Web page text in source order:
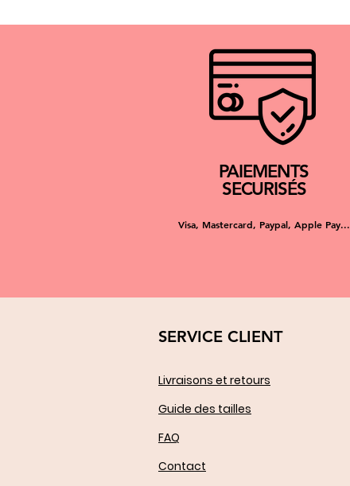
PAIEMENTS
SECURISÉS
Visa, Mastercard, Paypal, Apple Pay...
SERVICE CLIENT
Livraisons et retours
Guide des tailles
FAQ
Contact